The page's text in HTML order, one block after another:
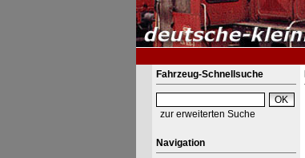
Fahrzeug-Schnellsuche
zur erweiterten Suche
Navigation